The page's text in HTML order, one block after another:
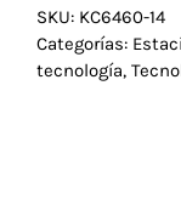
SKU: KC6460-14
Categorías:
tecnología,